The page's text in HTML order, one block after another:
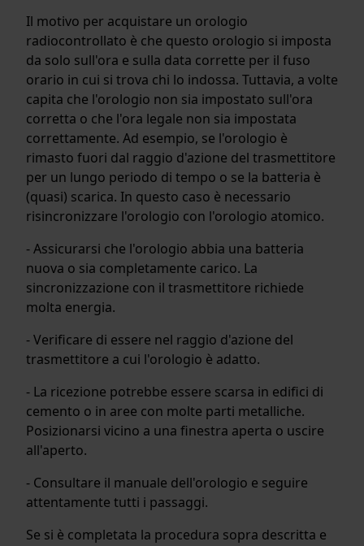
Il motivo per acquistare un orologio
radiocontrollato è che questo orologio si imposta
da solo sull'ora e sulla data corrette per il fuso
orario in cui si trova chi lo indossa. Tuttavia, a volte
capita che l'orologio non sia impostato sull'ora
corretta o che l'ora legale non sia impostata
correttamente. Ad esempio, se l'orologio è
rimasto fuori dal raggio d'azione del trasmettitore
per un lungo periodo di tempo o se la batteria è
(quasi) scarica. In questo caso è necessario
risincronizzare l'orologio con l'orologio atomico.
- Assicurarsi che l'orologio abbia una batteria
nuova o sia completamente carico. La
sincronizzazione con il trasmettitore richiede
molta energia.
- Verificare di essere nel raggio d'azione del
trasmettitore a cui l'orologio è adatto.
- La ricezione potrebbe essere scarsa in edifici di
cemento o in aree con molte parti metalliche.
Posizionarsi vicino a una finestra aperta o uscire
all'aperto.
- Consultare il manuale dell'orologio e seguire
attentamente tutti i passaggi.
Se si è completata la procedura sopra descritta e